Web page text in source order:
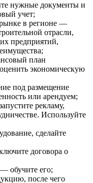
нужные документы и
учет;
в регионе —
отрасли,
предприятий,
план
экономическую
под размещение
или арендуем;
рекламу,
Используйте
сделайте
договора о
обучите его;
после чего